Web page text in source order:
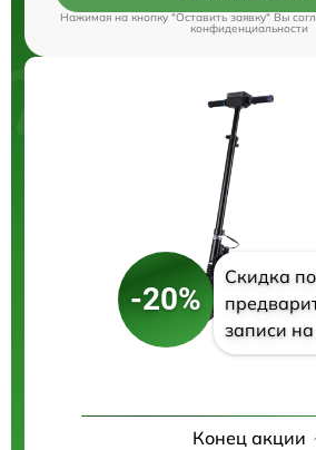
Нажимая на кнопку "Оставить заявку" Вы
конфиденциальности
-20%
Скидка по
записи на
Конец акции